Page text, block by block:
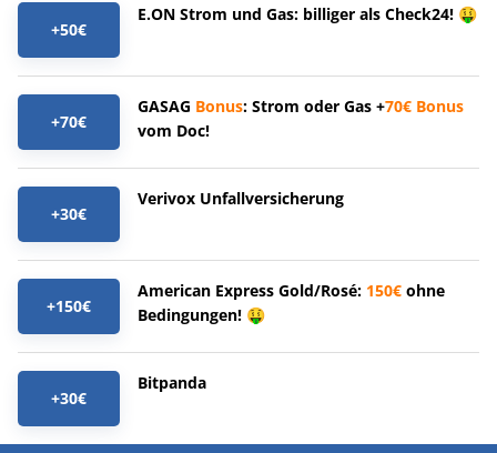
+50€
E.ON Strom und Gas: billiger als Check24! 🤑
+70€
GASAG Bonus: Strom oder Gas +70€ Bonus
vom Doc!
+30€
Verivox Unfallversicherung
+150€
American Express Gold/Rosé: 150€ ohne
Bedingungen! 🤑
+30€
Bitpanda